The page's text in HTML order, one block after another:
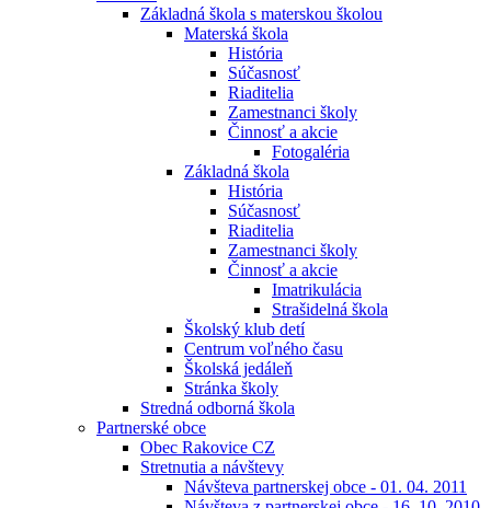
Základná škola s materskou školou
Materská škola
História
Súčasnosť
Riaditelia
Zamestnanci školy
Činnosť a akcie
Fotogaléria
Základná škola
História
Súčasnosť
Riaditelia
Zamestnanci školy
Činnosť a akcie
Imatrikulácia
Strašidelná škola
Školský klub detí
Centrum voľného času
Školská jedáleň
Stránka školy
Stredná odborná škola
Partnerské obce
Obec Rakovice CZ
Stretnutia a návštevy
Návšteva partnerskej obce - 01. 04. 2011